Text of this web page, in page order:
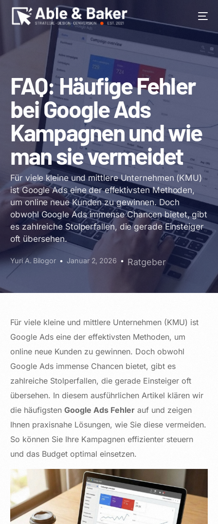
FAQ: Häufige Fehler
bei Google Ads
Kampagnen und wie
man sie vermeidet
Für viele kleine und mittlere Unternehmen (KMU)
ist Google Ads eine der effektivsten Methoden,
um online neue Kunden zu gewinnen. Doch
obwohl Google Ads immense Chancen bietet, gibt
es zahlreiche Stolperfallen, die gerade Einsteiger
oft übersehen.
Yuri A. Bilogor Januar 2, 2026 Ratgeber
Für viele kleine und mittlere Unternehmen (KMU) ist
Google Ads eine der effektivsten Methoden, um
online neue Kunden zu gewinnen. Doch obwohl
Google Ads immense Chancen bietet, gibt es
zahlreiche Stolperfallen, die gerade Einsteiger oft
übersehen. In diesem ausführlichen Artikel klären wir
die häufigstenGoogle Ads Fehler auf und zeigen
Ihnen praxisnahe Lösungen, wie Sie diese vermeiden.
So können Sie Ihre Kampagnen effizienter steuern
und das Budget optimal einsetzen.
BEGRENZT